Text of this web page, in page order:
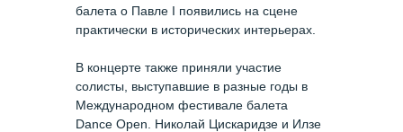
балета о Павле I появились на сцене
практически в исторических интерьерах.
В концерте также приняли участие
солисты, выступавшие в разные годы в
Международном фестивале балета
Dance Open. Николай Цискаридзе и Илзе